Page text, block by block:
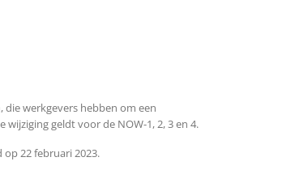
die werkgevers hebben om een
geldt voor de NOW-1, 2, 3 en 4.
22 februari 2023.